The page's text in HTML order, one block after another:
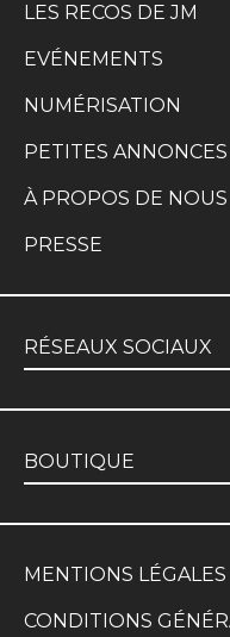
LES RECOS DE JM
EVÉNEMENTS
NUMÉRISATION
PETITES ANNONCES
À PROPOS DE NOUS
PRESSE
RÉSEAUX SOCIAUX
BOUTIQUE
MENTIONS LÉGALES
CONDITIONS